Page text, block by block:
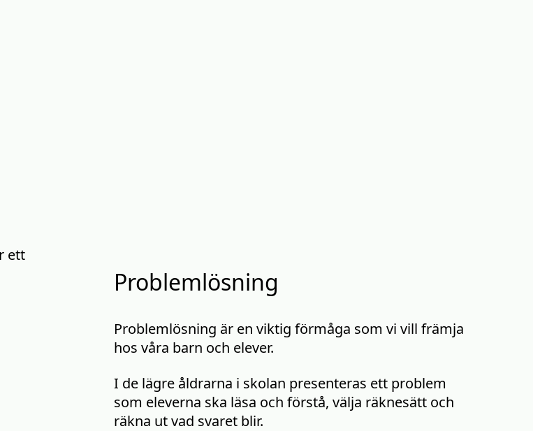
Problemlösning
Problemlösning är en viktig förmåga som vi vill främja
hos våra barn och elever.
I de lägre åldrarna i skolan presenteras ett problem
som eleverna ska läsa och förstå, välja räknesätt och
räkna ut vad svaret blir.